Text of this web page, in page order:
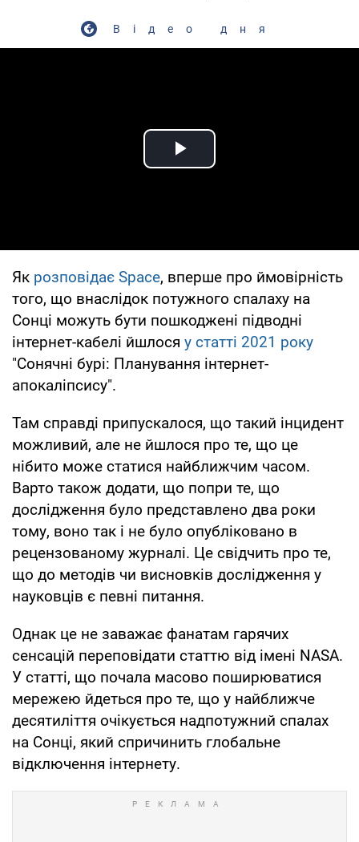
Відео дня
Play Video
Як розповідає Space, вперше про ймовірність
того, що внаслідок потужного спалаху на
Сонці можуть бути пошкоджені підводні
інтернет-кабелі йшлося у статті 2021 року
"Сонячні бурі: Планування інтернет-
апокаліпсису".
Там справді припускалося, що такий інцидент
можливий, але не йшлося про те, що це
нібито може статися найближчим часом.
Варто також додати, що попри те, що
дослідження було представлено два роки
тому, воно так і не було опубліковано в
рецензованому журналі. Це свідчить про те,
що до методів чи висновків дослідження у
науковців є певні питання.
Однак це не заважає фанатам гарячих
сенсацій переповідати статтю від імені NASA.
У статті, що почала масово поширюватися
мережею йдеться про те, що у найближче
десятиліття очікується надпотужний спалах
на Сонці, який спричинить глобальне
відключення інтернету.